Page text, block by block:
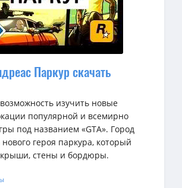
Паркур скачать
изучить новые
популярной и всемирно
под названием «GTA». Город
героя паркура, который
крыши, стены и бордюры.